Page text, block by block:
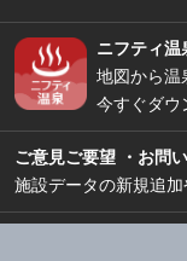
ニフティ温
地図から温
今すぐダウ
ご意見ご要望 ・お問
施設データの新規追